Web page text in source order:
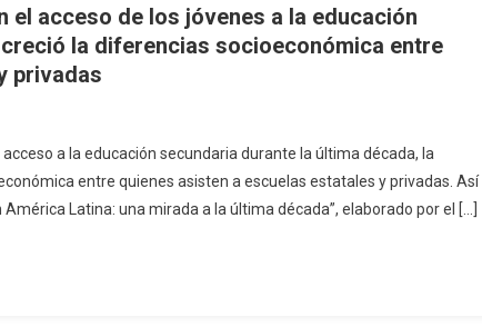
acceso de los jóvenes a la educación
la diferencias socioeconómica entre
privadas
a la educación secundaria durante la última década, la
entre quienes asisten a escuelas estatales y privadas. Así
Latina: una mirada a la última década”, elaborado por el […]